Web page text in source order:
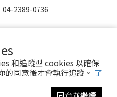
和追蹤型 cookies 以確保
的同意後才會執行追蹤。 了
04-2389-0736
赫奇實業有限公司